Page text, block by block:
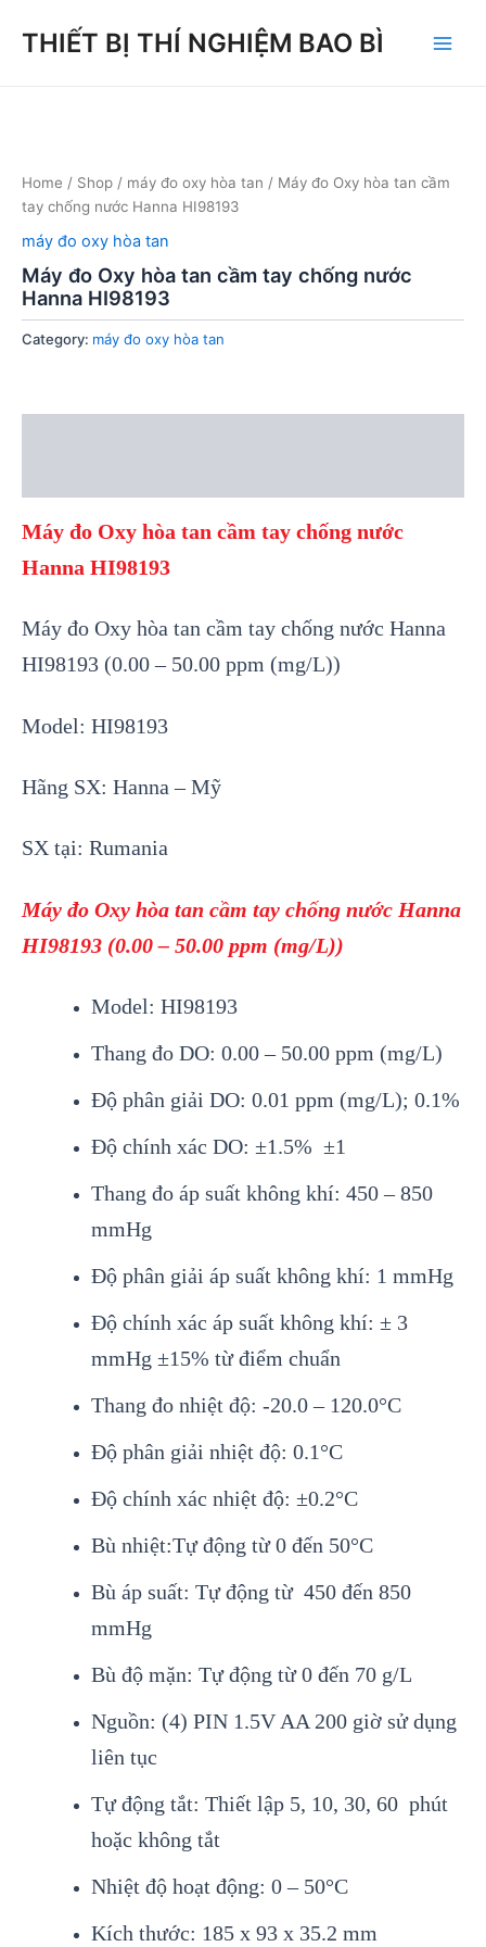
THIẾT BỊ THÍ NGHIỆM BAO BÌ
Home / Shop / máy đo oxy hòa tan / Máy đo Oxy hòa tan cầm
tay chống nước Hanna HI98193
máy đo oxy hòa tan
Máy đo Oxy hòa tan cầm tay chống nước
Hanna HI98193
Category: máy đo oxy hòa tan
Máy đo Oxy hòa tan cầm tay chống nước
Hanna HI98193
Máy đo Oxy hòa tan cầm tay chống nước Hanna
HI98193 (0.00 – 50.00 ppm (mg/L))
Model: HI98193
Hãng SX: Hanna – Mỹ
SX tại: Rumania
Máy đo Oxy hòa tan cầm tay chống nước Hanna
HI98193 (0.00 – 50.00 ppm (mg/L))
Model: HI98193
Thang đo DO: 0.00 – 50.00 ppm (mg/L)
Độ phân giải DO: 0.01 ppm (mg/L); 0.1%
Độ chính xác DO: ±1.5% ±1
Thang đo áp suất không khí: 450 – 850
mmHg
Độ phân giải áp suất không khí: 1 mmHg
Độ chính xác áp suất không khí: ± 3
mmHg ±15% từ điểm chuẩn
Thang đo nhiệt độ: -20.0 – 120.0°C
Độ phân giải nhiệt độ: 0.1°C
Độ chính xác nhiệt độ: ±0.2°C
Bù nhiệt:Tự động từ 0 đến 50°C
Bù áp suất: Tự động từ 450 đến 850
mmHg
Bù độ mặn: Tự động từ 0 đến 70 g/L
Nguồn: (4) PIN 1.5V AA 200 giờ sử dụng
liên tục
Tự động tắt: Thiết lập 5, 10, 30, 60 phút
hoặc không tắt
Nhiệt độ hoạt động: 0 – 50°C
Kích thước: 185 x 93 x 35.2 mm